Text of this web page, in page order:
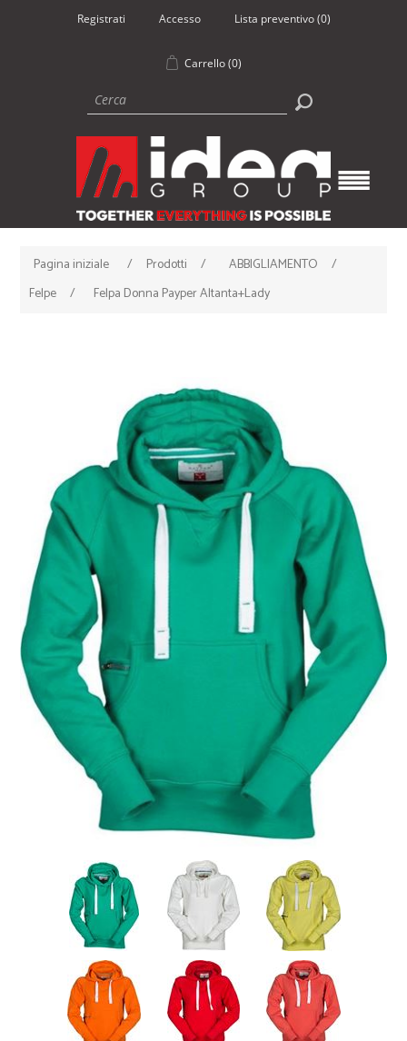
Registrati Accesso Lista preventivo (0)
Carrello (0)
Pagina iniziale / Prodotti / ABBIGLIAMENTO
/
Felpe
/ Felpa Donna Payper Altanta+Lady